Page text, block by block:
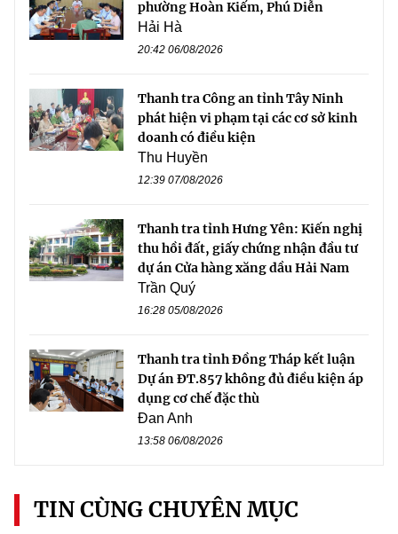
phường Hoàn Kiếm, Phú Diễn
Hải Hà
20:42 06/08/2026
Thanh tra Công an tỉnh Tây Ninh
phát hiện vi phạm tại các cơ sở kinh
doanh có điều kiện
Thu Huyền
12:39 07/08/2026
Thanh tra tỉnh Hưng Yên: Kiến nghị
thu hồi đất, giấy chứng nhận đầu tư
dự án Cửa hàng xăng dầu Hải Nam
Trần Quý
16:28 05/08/2026
Thanh tra tỉnh Đồng Tháp kết luận
Dự án ĐT.857 không đủ điều kiện áp
dụng cơ chế đặc thù
Đan Anh
13:58 06/08/2026
TIN CÙNG CHUYÊN MỤC